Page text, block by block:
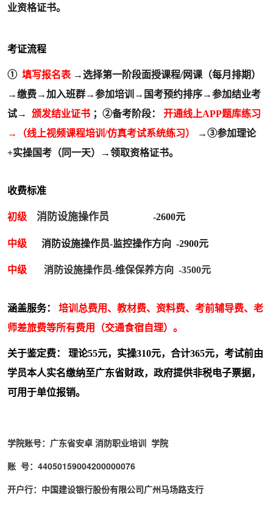
业资格证书。
考证流程
① 填写报名表 →选择第一阶段面授课程/网课（每月排期）
→缴费→加入班群→参加培训→国考预约排序→参加结业考
试→
颁发结业证书 ；②备考阶段：
开通线上APP题库练习
→（线上视频课程培训/仿真考试系统练习）
→③参加理论
+实操国考（同一天）→领取资格证书。
收费标准
初级 消防设施操作员 -2600元
中级 消防设施操作员-监控操作方向 -2900元
中级 消防设施操作员-维保保养方向 -3500元
涵盖服务：
培训总费用、教材费、资料费、考前辅导费、老
师差旅费等所有费用（交通食宿自理）。
关于鉴定费：
理论55元，实操310元，合计365元，考试前由
学员本人实名缴纳至广东省财政，政府提供非税电子票据，
可用于单位报销。
学院账号：广东省安卓 消防职业培训 学院
账 号：44050159004200000076
开户行：中国建设银行股份有限公司广州马场路支行